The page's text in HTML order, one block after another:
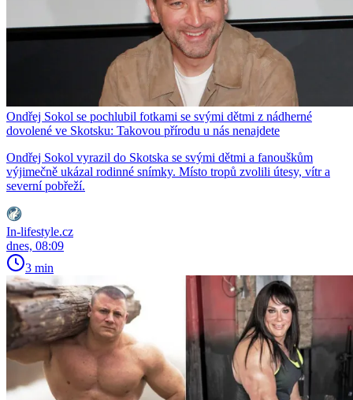
Ondřej Sokol se pochlubil fotkami se svými dětmi z nádherné
dovolené ve Skotsku: Takovou přírodu u nás nenajdete
Ondřej Sokol vyrazil do Skotska se svými dětmi a fanouškům
výjimečně ukázal rodinné snímky. Místo tropů zvolili útesy, vítr a
severní pobřeží.
In-lifestyle.cz
dnes, 08:09
3 min